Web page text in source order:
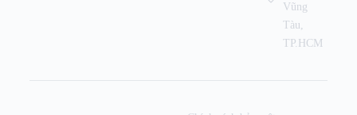
Vũng
Tàu,
TP.HCM